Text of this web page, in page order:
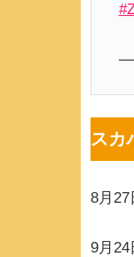
—
スカ
8月27
9月24